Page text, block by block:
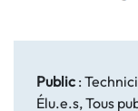
Public :
Élu.e.s, Tous